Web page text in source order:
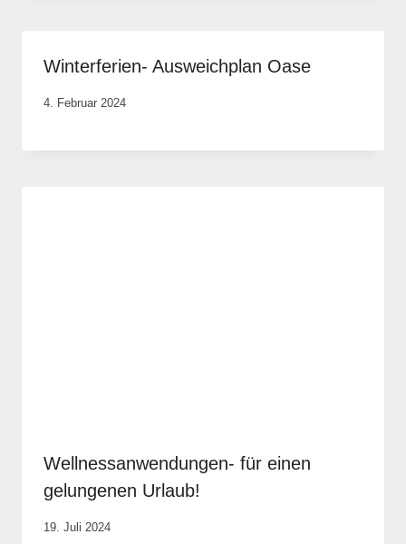
Winterferien- Ausweichplan Oase
Von
Krause
4. Februar 2024
Wellnessanwendungen- für einen
gelungenen Urlaub!
Von
19. Juli 2024